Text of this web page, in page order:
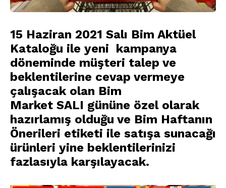
15 Haziran 2021 Salı Bim Aktüel
Kataloğu ile yeni kampanya
döneminde müşteri talep ve
beklentilerine cevap vermeye
çalışacak olan Bim
Market SALI gününe özel olarak
hazırlamış olduğu ve Bim Haftanın
Önerileri etiketi ile satışa sunacağı
ürünleri yine beklentilerinizi
fazlasıyla karşılayacak.